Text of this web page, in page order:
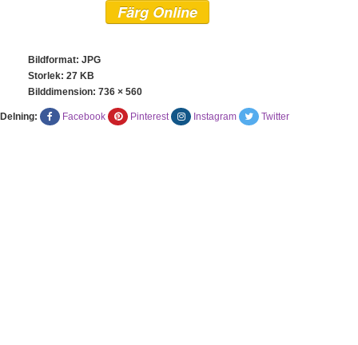
Färg Online
Bildformat: JPG
Storlek: 27 KB
Bilddimension: 736 × 560
Delning: Facebook Pinterest Instagram Twitter